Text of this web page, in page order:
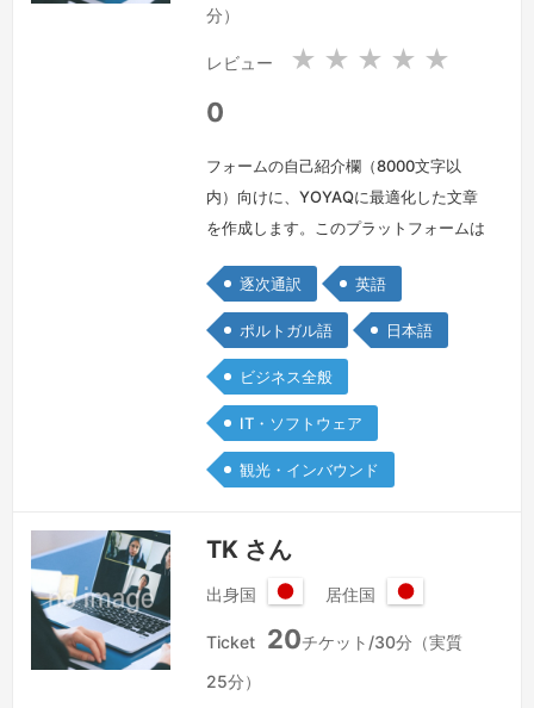
分）
レビュー ★ ★ ★ ★ ★
0
フォームの自己紹介欄（8000文字以
内）向けに、YOYAQに最適化した文章
を作成します。このプラットフォームは
で、そこを意識した内容にします。自己
紹介欄にそのままコピペできる文章：日
本語・英語・ポルトガル語（本国）の3
言語を母国語レベルで操るトライリンガ
ル通訳者です。幼少期をポルトガルで過
ごし、3言語を自然な環境で習得しまし
た。それぞれの言語の文化的背景と語感
逐次通訳 英語
ポルトガル語 日本語
ビジネス全般
IT・ソフトウェア
観光・インバウンド
TK さん
出身国
本
居住国
本
Ticket 20チケット/30分（実質
25分）